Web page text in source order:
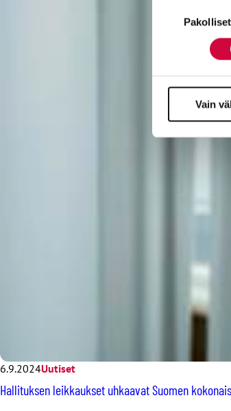
Evästeistä
Vain
6.9.2024Uutiset
Hallituksen leikkaukset uhkaavat Suomen